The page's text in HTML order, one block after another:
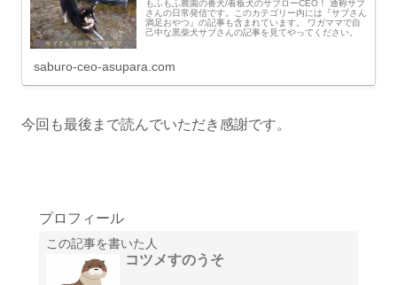
もふもふ農園の番犬/看板犬のサブローCEO！ 通称サブ
さんの日常発信です。このカテゴリー内には『サブさん
満足おやつ』の記事も含まれています。 ワガママで自
己中な黒柴犬サブさんの記事を見てやってください。
saburo-ceo-asupara.com
今回も最後まで読んでいただき感謝です。
プロフィール
この記事を書いた人
コツメすのうそ